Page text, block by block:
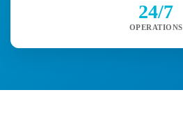
24/7
OPERATIONS